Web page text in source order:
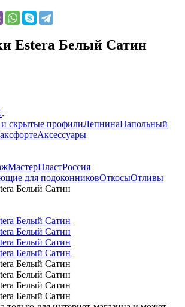
Estera Белый Сатин
скрытые профилиЛепнинаНапольный
Аксессуары
МастерПластРоссия
для подоконниковОткосыОтливы
Белый Сатин